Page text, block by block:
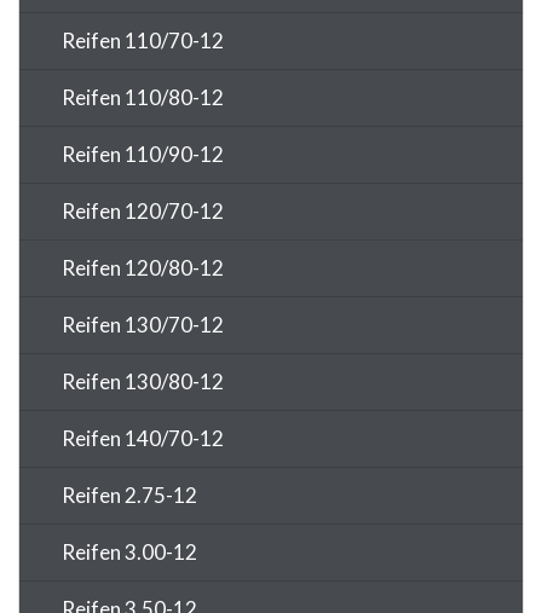
Reifen 110/70-12
Reifen 110/80-12
Reifen 110/90-12
Reifen 120/70-12
Reifen 120/80-12
Reifen 130/70-12
Reifen 130/80-12
Reifen 140/70-12
Reifen 2.75-12
Reifen 3.00-12